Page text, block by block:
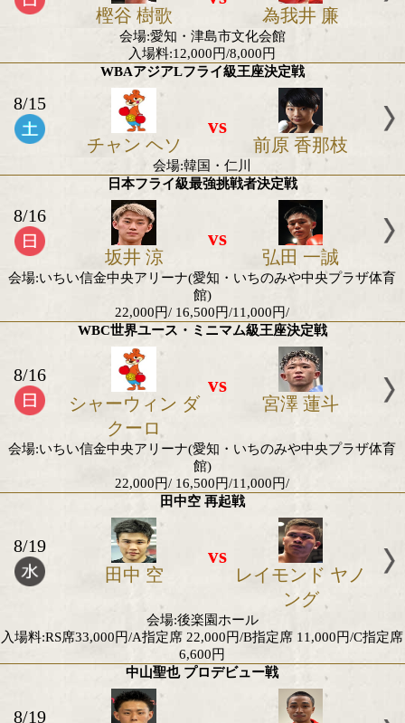
B席 5,500円/指定C席 3,300円
2026年8月のボクモバ注目試
WBOオリエンタルSフライ級タイトルマッ
8/7
中川 健太
vs
リキット
会場:タイ・バンコク
OPBFシルバー・フライ級王座決定戦
8/7
政所 椋
vs
会場:タイ・バンコク
OPBFシルバーSフライ級王座決定戦
8/7
花田 颯
vs
バンラレン
会場:タイ・バンコク
日本ユース・バンタム級タイトルマッチ
8/9
樫谷 樹歌
vs
為我井
会場:愛知・津島市文化会館
入場料:12,000円/8,000円
WBAアジアLフライ級王座決定戦
8/15